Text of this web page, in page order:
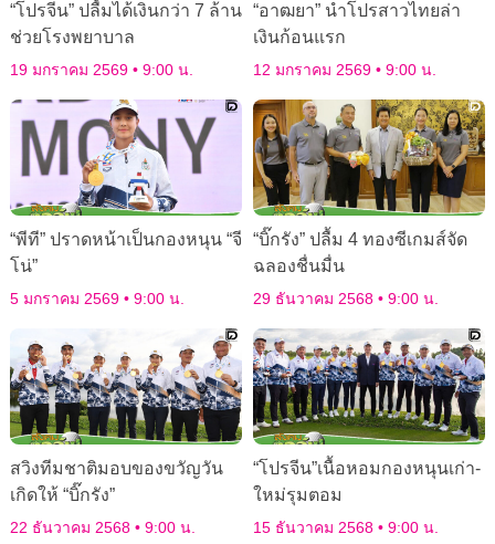
“โปรจีน” ปลื้มได้เงินกว่า 7 ล้าน
ช่วยโรงพยาบาล
19 มกราคม 2569 9:00 น.
“อาฒยา” นำโปรสาวไทยล่า
เงินก้อนแรก
12 มกราคม 2569 9:00 น.
“พีที” ปราดหน้าเป็นกองหนุน “จี
โน่”
5 มกราคม 2569 9:00 น.
“บิ๊กรัง” ปลื้ม 4 ทองซีเกมส์จัด
ฉลองชื่นมื่น
29 ธันวาคม 2568 9:00 น.
สวิงทีมชาติมอบของขวัญวัน
เกิดให้ “บิ๊กรัง”
22 ธันวาคม 2568 9:00 น.
“โปรจีน”เนื้อหอมกองหนุนเก่า-
ใหม่รุมตอม
15 ธันวาคม 2568 9:00 น.